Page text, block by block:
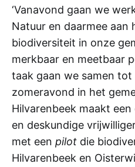
‘Vanavond gaan we
Natuur en daarmee aan
biodiversiteit in onze
merkbaar en meetbaar
taak gaan we samen tot
zomeravond in het
Hilvarenbeek maakt
en deskundige
met een pilot die
Hilvarenbeek en